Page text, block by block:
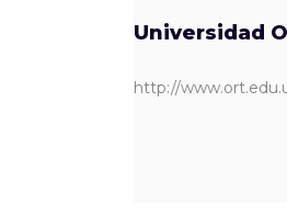
Universidad
http://